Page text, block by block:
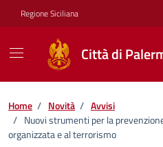
Vai ai contenuti
Vai al footer
Regione Siciliana
Città di
Home / Novità / Avvisi
/ Nuovi strumenti per la
organizzata e al terrorismo